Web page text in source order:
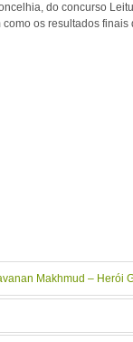
do concurso
os resultados finais
Makhmud – Herói